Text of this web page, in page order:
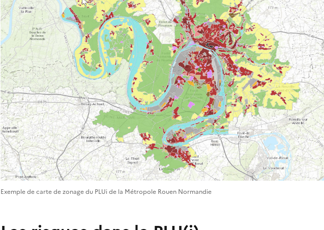
Exemple de carte de zonage du PLUi de la Métropole Rouen Normandie